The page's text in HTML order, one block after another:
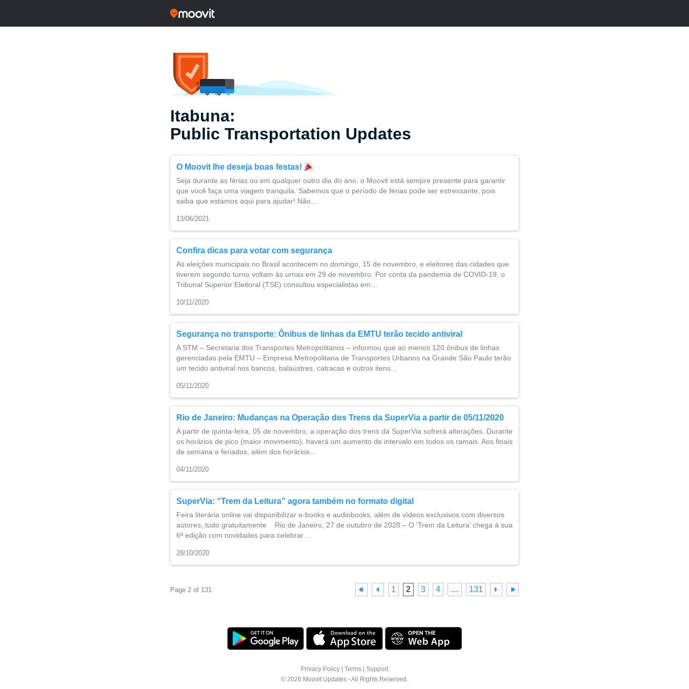
Itabuna:
Public Transportation Updates
O Moovit lhe deseja boas festas!
Seja durante as férias ou em qualquer outro dia do ano, o Moovit está sempre presente para garantir
que você faça uma viagem tranquila. Sabemos que o período de férias pode ser estressante, pois
saiba que estamos aqui para ajudar! Não…
13/06/2021
Confira dicas para votar com segurança
As eleições municipais no Brasil acontecem no domingo, 15 de novembro, e eleitores das cidades que
tiverem segundo turno voltam às urnas em 29 de novembro. Por conta da pandemia de COVID-19, o
Tribunal Superior Eleitoral (TSE) consultou especialistas em…
10/11/2020
Segurança no transporte: Ônibus de linhas da EMTU terão tecido antiviral
A STM – Secretaria dos Transportes Metropolitanos – informou que ao menos 120 ônibus de linhas
gerenciadas pela EMTU – Empresa Metropolitana de Transportes Urbanos na Grande São Paulo terão
um tecido antiviral nos bancos, balaústres, catracas e outros itens…
05/11/2020
Rio de Janeiro: Mudanças na Operação dos Trens da SuperVia a partir de 05/11/2020
A partir de quinta-feira, 05 de novembro, a operação dos trens da SuperVia sofrerá alterações. Durante
os horários de pico (maior movimento), haverá um aumento de intervalo em todos os ramais. Aos finais
de semana e feriados, além dos horários…
04/11/2020
SuperVia: “Trem da Leitura” agora também no formato digital
Feira literária online vai disponibilizar e-books e audiobooks, além de vídeos exclusivos com diversos
autores, tudo gratuitamente Rio de Janeiro, 27 de outubro de 2020 – O ‘Trem da Leitura’ chega à sua
6ª edição com novidades para celebrar…
28/10/2020
Page 2 of 131 1 2 3 4 … 131
Privacy Policy Terms
Support
© 2026 Moovit Updates - All Rights Reserved.